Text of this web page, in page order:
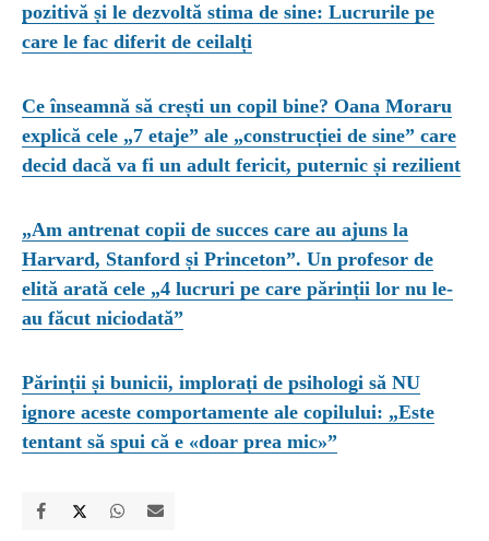
pozitivă și le dezvoltă stima de sine: Lucrurile pe
care le fac diferit de ceilalți
Ce înseamnă să crești un copil bine? Oana Moraru
explică cele „7 etaje” ale „construcției de sine” care
decid dacă va fi un adult fericit, puternic și rezilient
„Am antrenat copii de succes care au ajuns la
Harvard, Stanford și Princeton”. Un profesor de
elită arată cele „4 lucruri pe care părinții lor nu le-
au făcut niciodată”
Părinții și bunicii, implorați de psihologi să NU
ignore aceste comportamente ale copilului: „Este
tentant să spui că e «doar prea mic»”